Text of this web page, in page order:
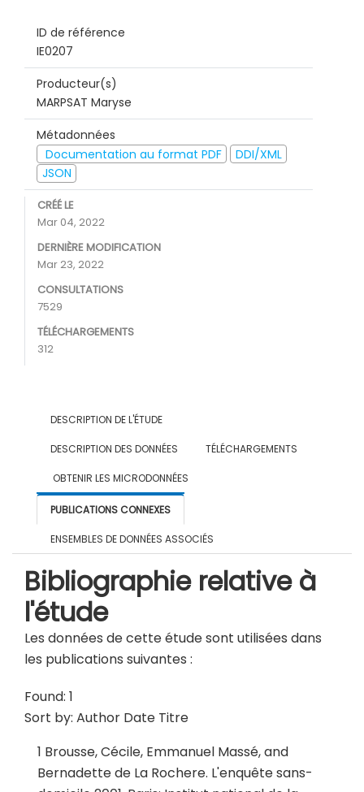
ID de référence
IE0207
Producteur(s)
MARPSAT Maryse
Métadonnées
Documentation au format PDF
DDI/XML
JSON
CRÉÉ LE
Mar 04, 2022
DERNIÈRE MODIFICATION
Mar 23, 2022
CONSULTATIONS
7529
TÉLÉCHARGEMENTS
312
DESCRIPTION DE L'ÉTUDE
DESCRIPTION DES DONNÉES TÉLÉCHARGEMENTS
OBTENIR LES MICRODONNÉES
PUBLICATIONS CONNEXES
ENSEMBLES DE DONNÉES ASSOCIÉS
Bibliographie relative à
l'étude
Les données de cette étude sont utilisées dans
les publications suivantes :
Found: 1
Sort by: Author Date Titre
1 Brousse, Cécile, Emmanuel Massé, and
Bernadette de La Rochere. L'enquête sans-